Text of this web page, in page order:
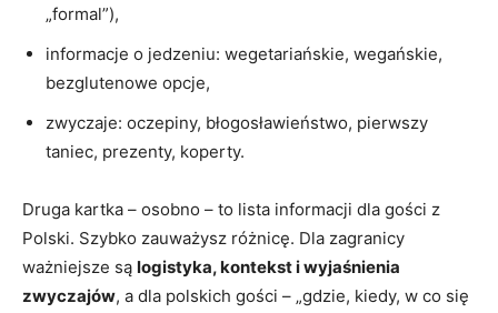
„formal”),
informacje o jedzeniu: wegetariańskie, wegańskie,
bezglutenowe opcje,
zwyczaje: oczepiny, błogosławieństwo, pierwszy
taniec, prezenty, koperty.
Druga kartka – osobno – to lista informacji dla gości z
Polski. Szybko zauważysz różnicę. Dla zagranicy
ważniejsze są logistyka, kontekst i wyjaśnienia
zwyczajów, a dla polskich gości – „gdzie, kiedy, w co się